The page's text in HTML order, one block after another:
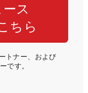
ス
ちら
トナー、および
です。